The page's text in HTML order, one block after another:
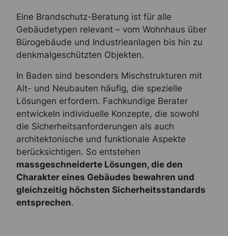
Eine Brandschutz-Beratung ist für alle
Gebäudetypen relevant – vom Wohnhaus über
Bürogebäude und Industrieanlagen bis hin zu
denkmalgeschützten Objekten.
In Baden sind besonders Mischstrukturen mit
Alt- und Neubauten häufig, die spezielle
Lösungen erfordern. Fachkundige Berater
entwickeln individuelle Konzepte, die sowohl
die Sicherheitsanforderungen als auch
architektonische und funktionale Aspekte
berücksichtigen. So entstehen
massgeschneiderte Lösungen, die den
Charakter eines Gebäudes bewahren und
gleichzeitig höchsten Sicherheitsstandards
entsprechen.